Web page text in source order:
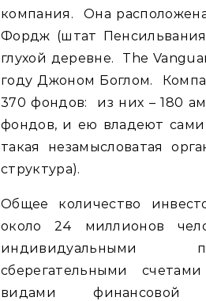
компания. Она
Фордж (штат
глухой деревне. The
году Джоном Боглом.
370 фондов: из них – 180
фондов, и ею владеют
такая незамысловатая
структура).
Общее количество
около 24 миллионов
индивидуальными
сберегательными
видами